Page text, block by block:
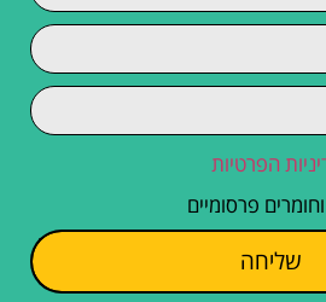
הפרטיות
פרסומיים
שליחה